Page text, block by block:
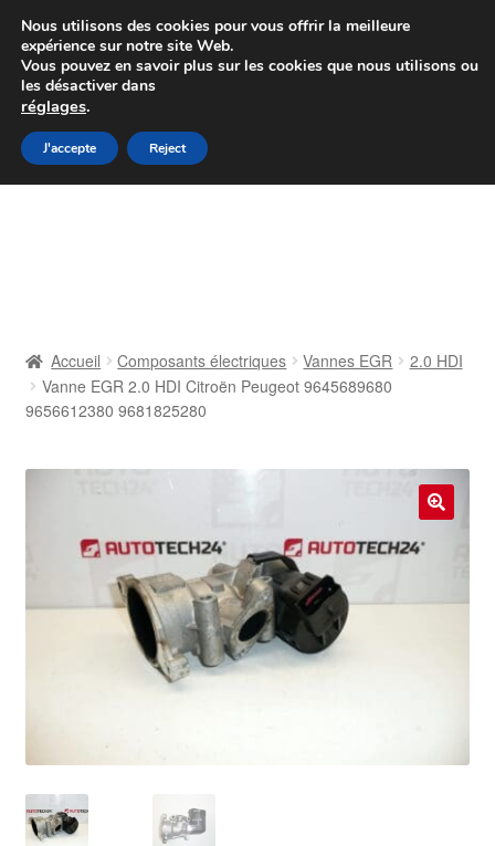
Colissimo livraison à partir de 7 EUR
Du lundi au vendredi de 9 h à 16 h
Aller
à
Aller
au
Contact
Mon compte
Politique de confidentialité
Accueil Composants électriques Vannes EGR
2.0 HDI
Vanne EGR 2.0 HDI Citroën Peugeot 9645689680
9656612380 9681825280
Nous utilisons des cookies pour vous offrir la meilleure
expérience sur notre site Web.
Vous pouvez en savoir plus sur les cookies que nous utilisons ou
les désactiver dans
réglages.
J'accepte Reject